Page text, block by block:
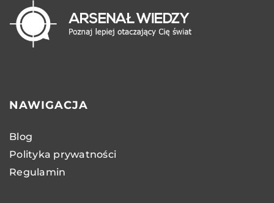
NAWIGACJA
Blog
Polityka prywatności
Regulamin